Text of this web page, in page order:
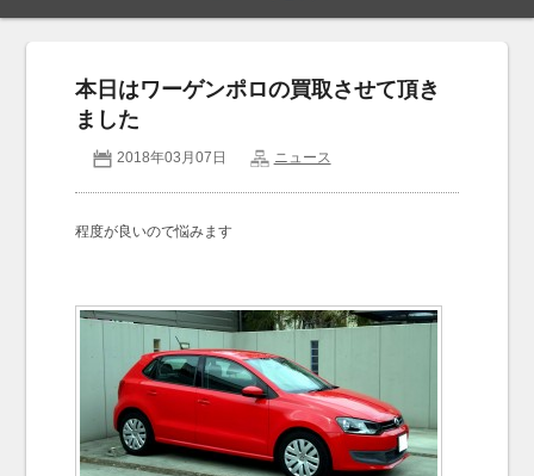
Company outline
会社概要
アクセス
お問い合わせ
本日はワーゲンポロの買取させて頂き
ました
2018年03月07日 ニュース
程度が良いので悩みます